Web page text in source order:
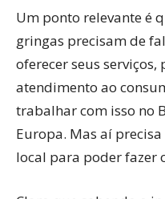
Um ponto relevante é
gringas precisam de
oferecer seus
atendimento ao
trabalhar com isso no
Europa. Mas aí
local para poder fazer